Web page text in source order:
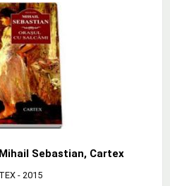
Sebastian, Cartex
- 2015